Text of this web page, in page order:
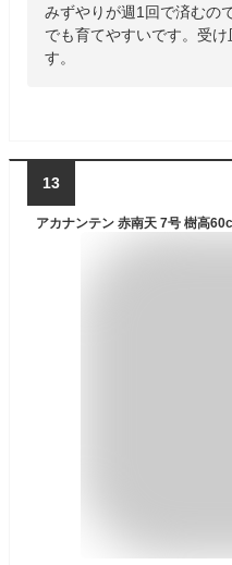
みずやりが週1回で済むの
でも育てやすいです。受
す。
13